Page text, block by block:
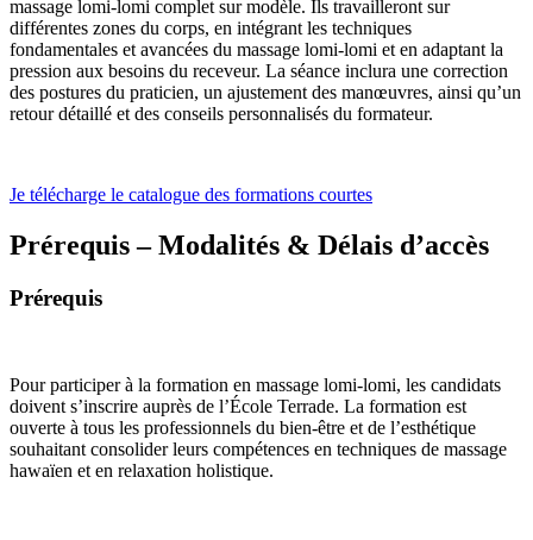
massage lomi-lomi complet sur modèle. Ils travailleront sur
différentes zones du corps, en intégrant les techniques
fondamentales et avancées du massage lomi-lomi et en adaptant la
pression aux besoins du receveur. La séance inclura une correction
des postures du praticien, un ajustement des manœuvres, ainsi qu’un
retour détaillé et des conseils personnalisés du formateur.
Je télécharge le catalogue des formations courtes
Prérequis – Modalités & Délais d’accès
Prérequis
Pour participer à la formation en massage lomi-lomi, les candidats
doivent s’inscrire auprès de l’École Terrade. La formation est
ouverte à tous les professionnels du bien-être et de l’esthétique
souhaitant consolider leurs compétences en techniques de massage
hawaïen et en relaxation holistique.